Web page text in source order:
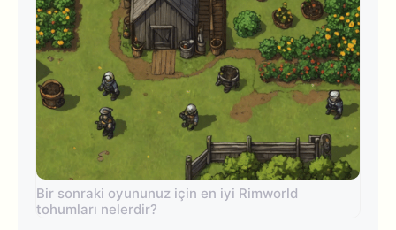
Bir sonraki oyununuz için en iyi Rimworld
tohumları nelerdir?